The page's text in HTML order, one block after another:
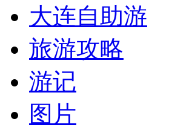
大连自助游
旅游攻略
游记
图片